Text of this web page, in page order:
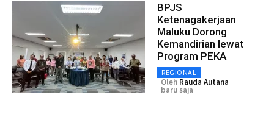
BPJS
Ketenagakerjaan
Maluku Dorong
Kemandirian lewat
Program PEKA
REGIONAL
Oleh Rauda Autana
baru saja